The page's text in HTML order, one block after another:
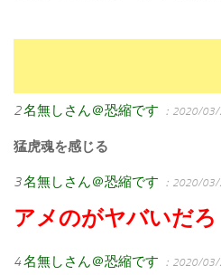
2名無しさん＠恐縮です ：2020/
猛虎魂を感じる
3名無しさん＠恐縮です ：2020/
アメのがヤバいだろ
4名無しさん＠恐縮です ：2020/